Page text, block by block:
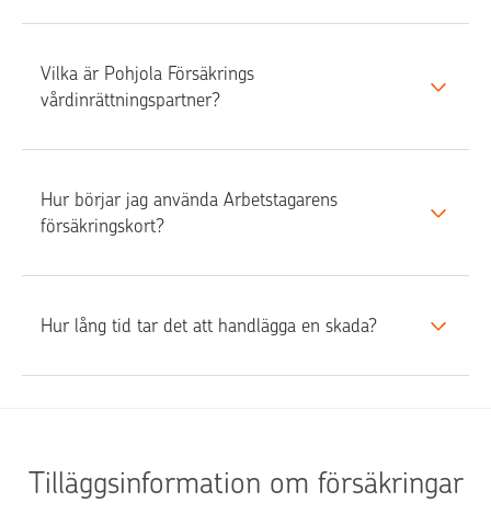
Vilka är Pohjola Försäkrings
vårdinrättningspartner?
Hur börjar jag använda Arbetstagarens
försäkringskort?
Hur lång tid tar det att handlägga en skada?
Tilläggsinformation om försäkringar